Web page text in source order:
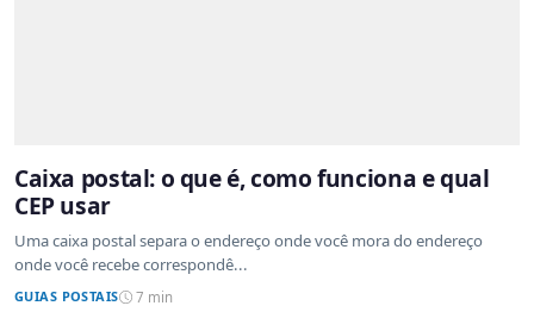
Caixa postal: o que é, como funciona e qual
CEP usar
Uma caixa postal separa o endereço onde você mora do endereço
onde você recebe correspondê...
GUIAS POSTAIS 7 min